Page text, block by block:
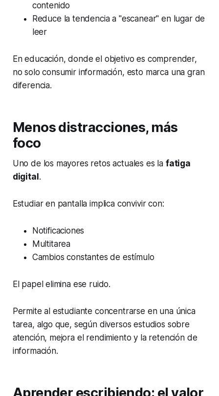
contenido
Reduce la tendencia a "escanear" en lugar de
leer
En educación, donde el objetivo es comprender,
no solo consumir información, esto marca una gran
diferencia.
Menos distracciones, más
foco
Uno de los mayores retos actuales es la fatiga
digital .
Estudiar en pantalla implica convivir con:
Notificaciones
Multitarea
Cambios constantes de estímulo
El papel elimina ese ruido.
Permite al estudiante concentrarse en una única
tarea, algo que, según diversos estudios sobre
atención, mejora el rendimiento y la retención de
información.